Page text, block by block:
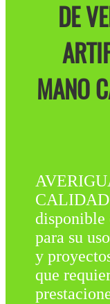
DE
MANO
disponible
para su
y
que